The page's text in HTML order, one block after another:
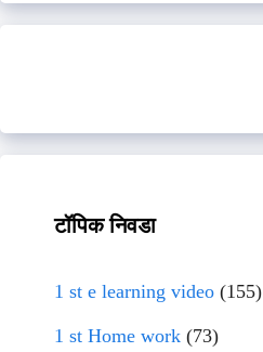
टॉपिक निवडा
1 st e learning video (155)
1 st Home work (73)